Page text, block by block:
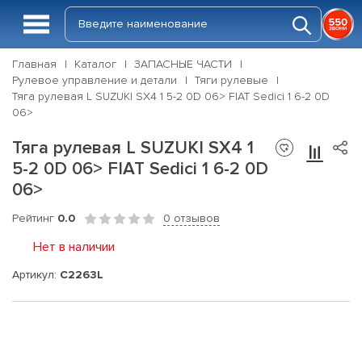
Главная Каталог
ЗАПАСНЫЕ ЧАСТИ
Рулевое управление и детали
Тяги рулевые
Тяга рулевая L SUZUKI SX4 1 5-2 0D 06> FIAT Sedici 1 6-2 0D
06>
Тяга рулевая L SUZUKI SX4 1
5-2 0D 06> FIAT Sedici 1 6-2 0D
06>
Рейтинг 0.0 0 отзывов
Нет в наличии
Артикул: C2263L